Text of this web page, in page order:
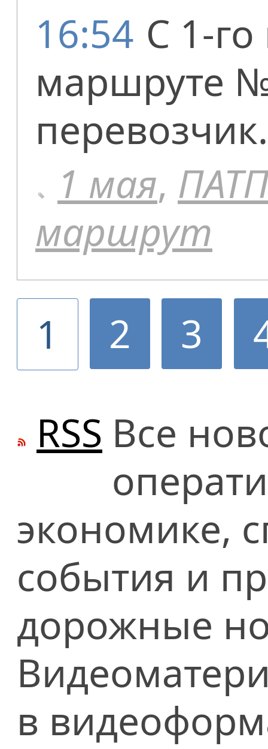
16:54 С 1-
маршруте
перевозчик.
1 мая,
маршрут
1
2 3
RSS Все
экономике,
события и
дорожные
в